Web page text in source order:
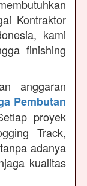
Kontraktor
kami
finishing
anggaran
Pembutan
proyek
Track,
adanya
kualitas